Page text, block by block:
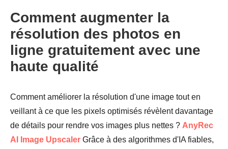
Comment augmenter la
résolution des photos en
ligne gratuitement avec une
haute qualité
Comment améliorer la résolution d'une image tout en
veillant à ce que les pixels optimisés révèlent davantage
de détails pour rendre vos images plus nettes ? AnyRec
AI Image Upscaler Grâce à des algorithmes d'IA fiables,